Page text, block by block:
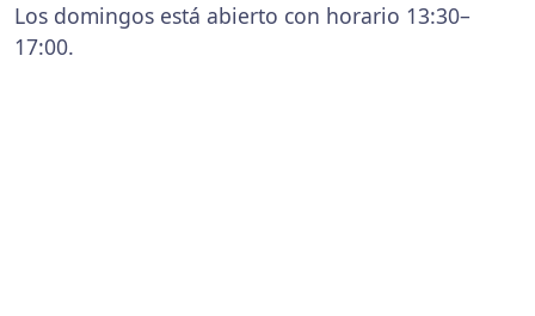
Los domingos está abierto con horario 13:30–
17:00.